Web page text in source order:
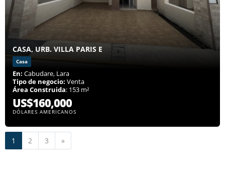
CASA, URB. VILLA PARIS E
Casa
En: Cabudare, Lara
Tipo de negocio: Venta
Área Construida: 153 m²
US$160,000
DÓLARES AMERICANOS
1 2 3 »